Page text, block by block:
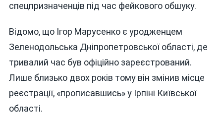
спецпризначенців під час фейкового обшуку.
Відомо, що Ігор Марусенко є уродженцем
Зеленодольська Дніпропетровської області, де
тривалий час був офіційно зареєстрований.
Лише близько двох років тому він змінив місце
реєстрації, «прописавшись» у Ірпіні Київської
області.